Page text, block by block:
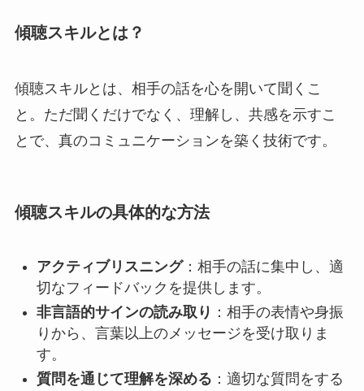
傾聴スキルとは？
傾聴スキルとは、相手の話を心を開いて聞くこ
と。ただ聞くだけでなく、理解し、共感を示すこ
とで、真のコミュニケーションを築く技術です。
傾聴スキルの具体的な方法
アクティブリスニング：相手の話に集中し、適
切なフィードバックを提供します。
非言語的サインの読み取り ：相手の表情や身振
りから、言葉以上のメッセージを受け取りま
す。
質問を通じて理解を深める ：適切な質問をする